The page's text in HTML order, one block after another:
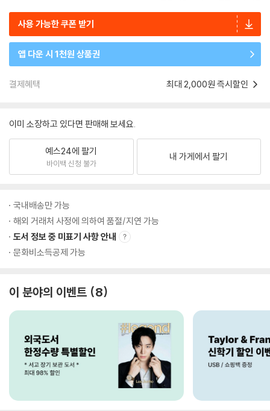
사용 가능한 쿠폰 받기
앱 다운 시 1천원 상품권
결제혜택 최대 2,000원 즉시할인
이미 소장하고 있다면 판매해 보세요.
예스24에 팔기
바이백 신청 불가
내 가게에서 팔기
국내배송만 가능
해외 거래처 사정에 의하여 품절/지연 가능
도서 정보 중 미표기 사항 안내
문화비소득공제 가능
이 분야의 이벤트 8